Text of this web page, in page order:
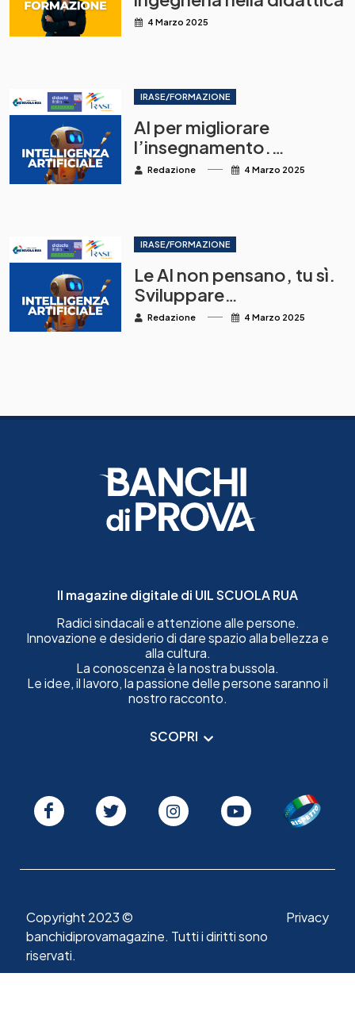
4 Marzo 2025
IRASE/FORMAZIONE
AI per migliorare
l’insegnamento.
Enunciati, prompt e
Redazione 4 Marzo 2025
IRASE/FORMAZIONE
Le AI non pensano, tu sì.
Sviluppare
comportamenti
Redazione 4 Marzo 2025
Il magazine digitale di UIL SCUOLA RUA
Radici sindacali e attenzione alle persone.
Innovazione e desiderio di dare spazio alla bellezza e
alla cultura.
La conoscenza è la nostra bussola.
Le idee, il lavoro, la passione delle persone saranno il
nostro racconto.
SCOPRI
Copyright 2023 ©
banchidiprovamagazine. Tutti i diritti sono
riservati.
Privacy